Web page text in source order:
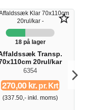
star_border
18 på lager
Transp.
20rul/kar
6354
270,00 kr. pr. Krt
(337.50,- inkl. moms)